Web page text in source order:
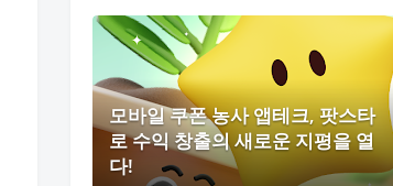
모바일 쿠폰 농사 앱테크, 팟스타
로 수익 창출의 새로운 지평을 열
다!